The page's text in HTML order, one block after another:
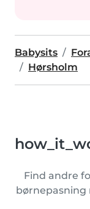
Babysits
Hørsholm
Find andre
børnepasning